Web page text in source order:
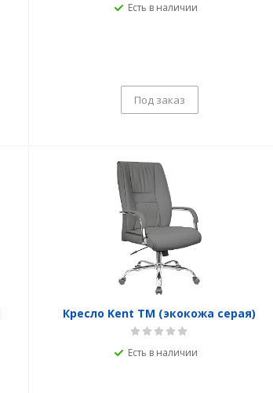
Есть в наличии
Под заказ
Кресло Kent TM (экокожа серая)
Есть в наличии